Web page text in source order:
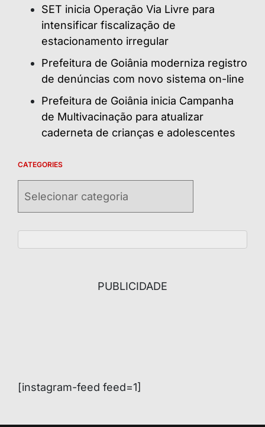
SET inicia Operação Via Livre para
intensificar fiscalização de
estacionamento irregular
Prefeitura de Goiânia moderniza registro
de denúncias com novo sistema on-line
Prefeitura de Goiânia inicia Campanha
de Multivacinação para atualizar
caderneta de crianças e adolescentes
CATEGORIES
PUBLICIDADE
[instagram-feed feed=1]